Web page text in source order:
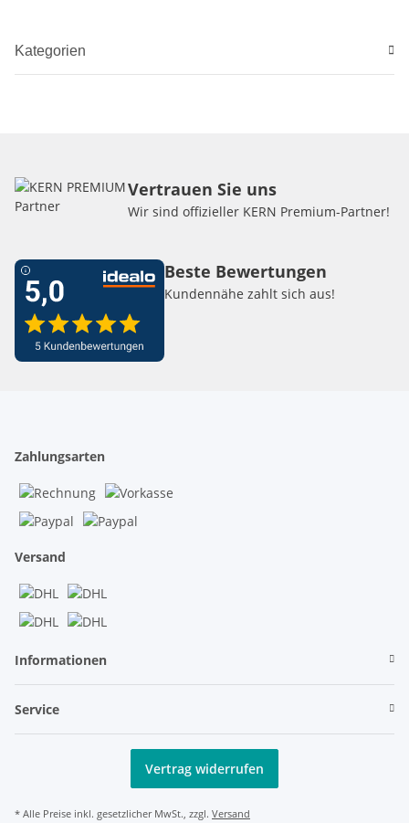
Kategorien
Vertrauen Sie uns
Wir sind offizieller KERN Premium-Partner!
Beste Bewertungen
Kundennähe zahlt sich aus!
Zahlungsarten
Versand
Informationen
Service
Vertrag widerrufen
* Alle Preise inkl. gesetzlicher MwSt., zzgl. Versand